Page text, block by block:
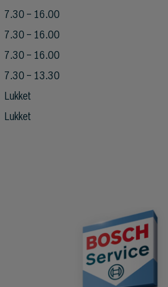
7.30 – 16.00
7.30 – 16.00
7.30 – 16.00
7.30 – 13.30
Lukket
Lukket